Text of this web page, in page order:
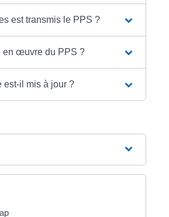
est transmis le PPS ?
en œuvre du PPS ?
est-il mis à jour ?